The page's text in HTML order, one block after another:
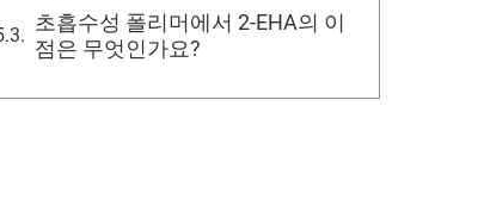
초흡수성 폴리머에서 2-EHA의 이
점은 무엇인가요?